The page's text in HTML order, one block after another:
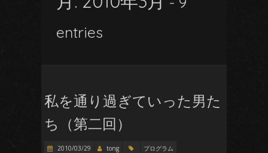
entries
私を通り過ぎていった男た
ち（第二回）
2010/03/29 tong
プログラム